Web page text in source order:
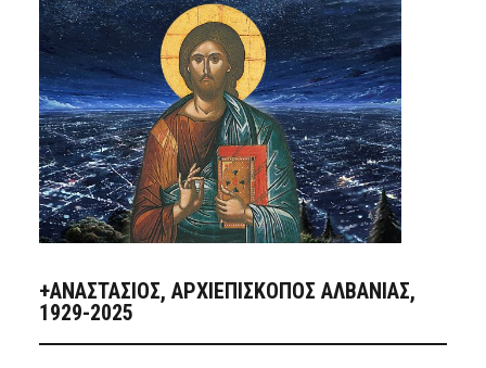
+ΑΝΑΣΤΆΣΙΟΣ, ΑΡΧΙΕΠΊΣΚΟΠΟΣ ΑΛΒΑΝΊΑΣ,
1929-2025